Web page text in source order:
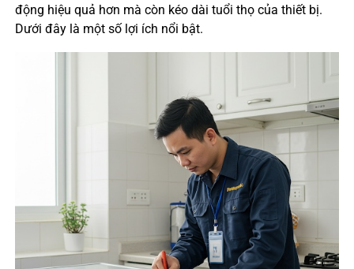
động hiệu quả hơn mà còn kéo dài tuổi thọ của thiết bị.
Dưới đây là một số lợi ích nổi bật.